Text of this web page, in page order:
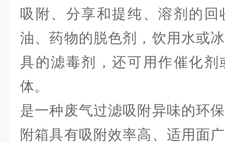
吸附、分享和提纯、溶剂的
油、药物的脱色剂，饮用水或
具的滤毒剂，还可用作催化剂
体。
是一种废气过滤吸附异味的环
附箱具有吸附效率高、适用面